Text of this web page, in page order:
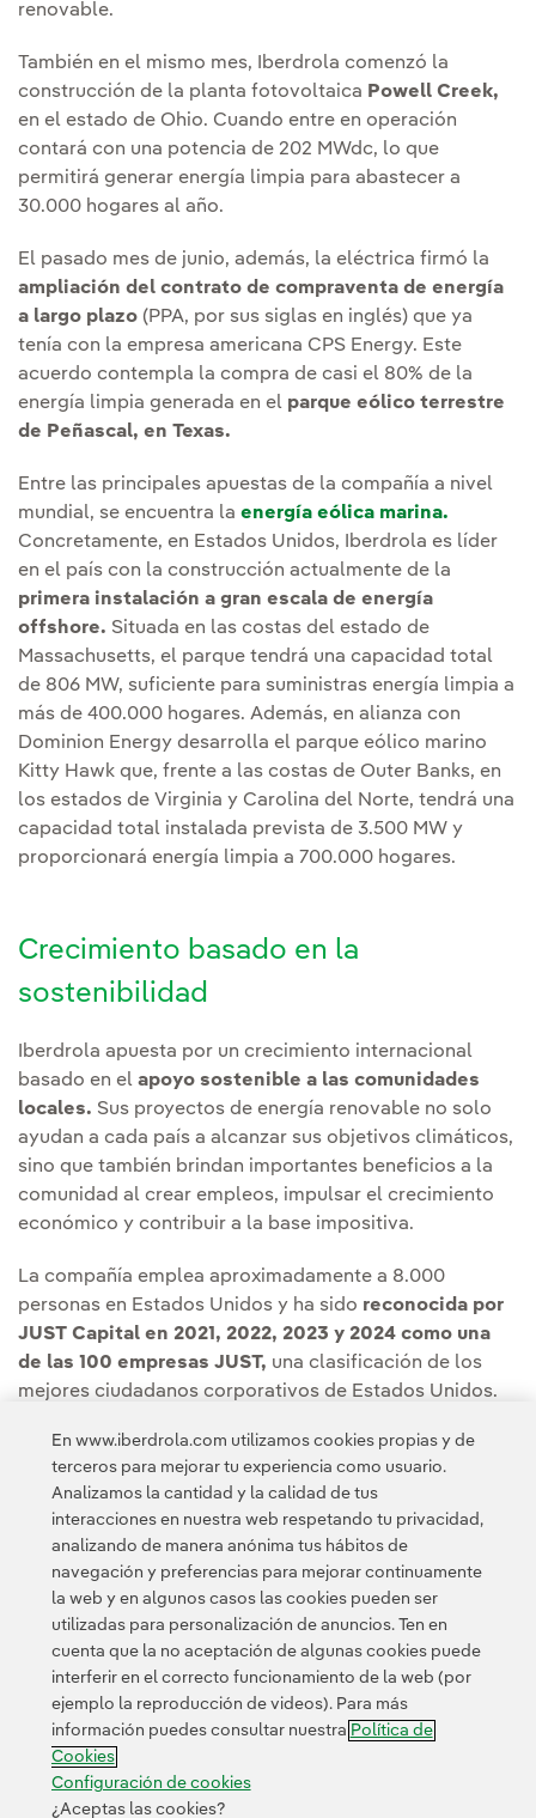
renovable.
También en el mismo mes, Iberdrola comenzó la
construcción de la planta fotovoltaica Powell Creek,
en el estado de Ohio. Cuando entre en operación
contará con una potencia de 202 MWdc, lo que
permitirá generar energía limpia para abastecer a
30.000 hogares al año.
El pasado mes de junio, además, la eléctrica firmó la
ampliación del contrato de compraventa de energía
a largo plazo (PPA, por sus siglas en inglés) que ya
tenía con la empresa americana CPS Energy. Este
acuerdo contempla la compra de casi el 80% de la
energía limpia generada en el parque eólico terrestre
de Peñascal, en Texas.
Entre las principales apuestas de la compañía a nivel
mundial, se encuentra la energía eólica marina.
Concretamente, en Estados Unidos, Iberdrola es líder
en el país con la construcción actualmente de la
primera instalación a gran escala de energía
offshore. Situada en las costas del estado de
Massachusetts, el parque tendrá una capacidad total
de 806 MW, suficiente para suministras energía limpia a
más de 400.000 hogares. Además, en alianza con
Dominion Energy desarrolla el parque eólico marino
Kitty Hawk que, frente a las costas de Outer Banks, en
los estados de Virginia y Carolina del Norte, tendrá una
capacidad total instalada prevista de 3.500 MW y
proporcionará energía limpia a 700.000 hogares.
Crecimiento basado en la
sostenibilidad
Iberdrola apuesta por un crecimiento internacional
basado en el apoyo sostenible a las comunidades
locales. Sus proyectos de energía renovable no solo
ayudan a cada país a alcanzar sus objetivos climáticos,
sino que también brindan importantes beneficios a la
comunidad al crear empleos, impulsar el crecimiento
económico y contribuir a la base impositiva.
La compañía emplea aproximadamente a 8.000
personas en Estados Unidos y ha sido reconocida por
JUST Capital en 2021, 2022, 2023 y 2024 como una
de las 100 empresas JUST, una clasificación de los
mejores ciudadanos corporativos de Estados Unidos.
puesto entre las utilities.
Contacta Política de Privacidad Información legal
Transparencia en el uso de la IA Política de cookies
Configuración de cookies Accesibilidad Canal de denuncias
© 2026 Iberdrola, S.A. Reservados todos los derechos.
En www.iberdrola.com utilizamos cookies propias y de
terceros para mejorar tu experiencia como usuario.
Analizamos la cantidad y la calidad de tus
interacciones en nuestra web respetando tu privacidad,
analizando de manera anónima tus hábitos de
navegación y preferencias para mejorar continuamente
la web y en algunos casos las cookies pueden ser
utilizadas para personalización de anuncios. Ten en
cuenta que la no aceptación de algunas cookies puede
interferir en el correcto funcionamiento de la web (por
ejemplo la reproducción de videos). Para más
información puedes consultar nuestra Política de
Cookies
Configuración de cookies
¿Aceptas las cookies?